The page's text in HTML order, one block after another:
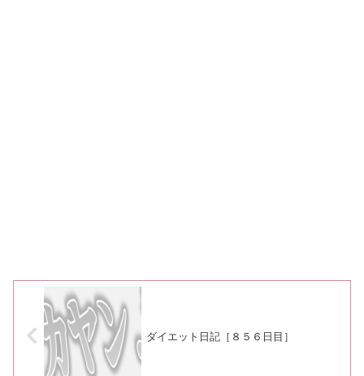
ダイエット日記［８５６日目］